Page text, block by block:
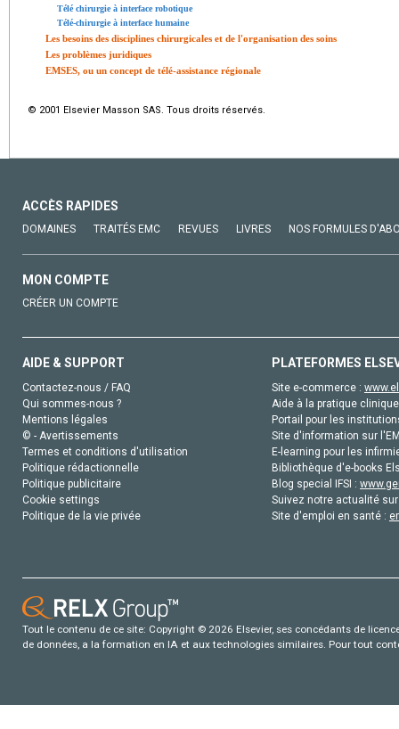
Télé chirurgie à interface robotique
Télé-chirurgie à interface humaine
Les besoins des disciplines chirurgicales et de l'organisation des soins
Les problèmes juridiques
EMSES, ou un concept de télé-assistance régionale
© 2001 Elsevier Masson SAS. Tous droits réservés.
ACCÈS RAPIDES
DOMAINES TRAITÉS EMC REVUES LIVRES NOS FORMULES
MON COMPTE
CRÉER UN COMPTE
AIDE & SUPPORT
Contactez-nous / FAQ
Qui sommes-nous ?
Mentions légales
© - Avertissements
Termes et conditions d'utilisation
Politique rédactionnelle
Politique publicitaire
Cookie settings
Politique de la vie privée
PLATEFORMES
Site e-commerce :
Aide à la pratique
Portail pour les
Site d'information sur
E-learning pour les
Bibliothèque d'e-books
Blog special IFSI :
Suivez notre actualité
Site d'emploi en santé :
Tout le contenu de ce site: Copyright © 2026 Elsevier, ses concédants de
de données, a la formation en IA et aux technologies similaires. Pour tout